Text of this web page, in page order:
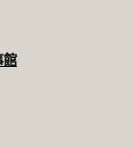
館